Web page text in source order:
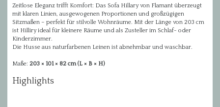
Zeitlose Eleganz trifft Komfort: Das Sofa Hillary von Flamant überzeugt
mit klaren Linien, ausgewogenen Proportionen und großzügigen
Sitzmaßen – perfekt für stilvolle Wohnräume. Mit der Länge von 203 cm
ist Hilliry ideal für kleinere Räume und als Zusteller im Schlaf- oder
Kinderzimmer.
Die Husse aus naturfarbenen Leinen ist abnehmbar und waschbar.
Maße: 203 × 101 × 82 cm (L × B × H)
Highlights